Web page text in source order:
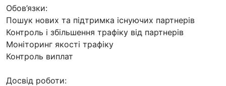
Обов’язки:
Пошук нових та підтримка існуючих партнерів
Контроль і збільшення трафіку від партнерів
Моніторинг якості трафіку
Контроль виплат
Досвід роботи: